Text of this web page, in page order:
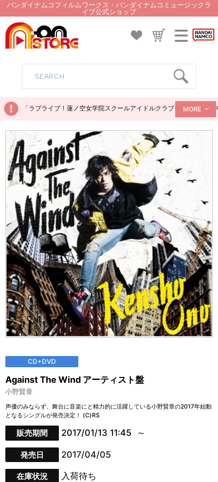
バンダイナムコフィルムワークス・バンダイナムコミュージックラ
イブ公式ショップ
「ラブライブ！蓮ノ空女学院スクールアイドルクラブ ぬいぐるみ
MORE
CD+DVD
Against The Wind アーティスト盤
小野賢章
声優のみならず、舞台に音楽にと精力的に活躍している小野賢章の2017年始動
となるシングルが発売決定！ (C)RS
販売期間 2017/01/13 11:45
発売日 2017/04/05
在庫状況 入荷待ち